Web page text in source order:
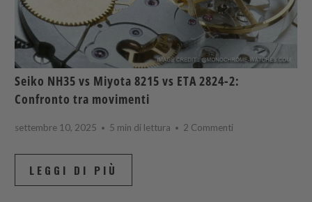
Seiko NH35 vs Miyota 8215 vs ETA 2824-2:
Confronto tra movimenti
settembre 10, 2025 5 min di lettura 2 Commenti
LEGGI DI PIÙ